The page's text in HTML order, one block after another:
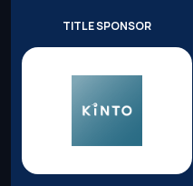
TITLE SPONSOR